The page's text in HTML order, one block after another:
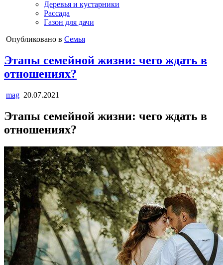
Деревья и кустарники
Рассада
Газон для дачи
Опубликовано в Семья
Этапы семейной жизни: чего ждать в
отношениях?
mag 20.07.2021
Этапы семейной жизни: чего ждать в
отношениях?